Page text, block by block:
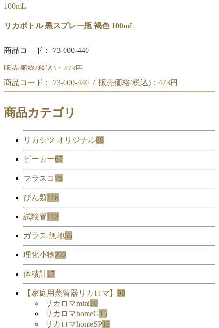
リカボトル 黒スプレー瓶 褐色 100mL
商品コード： 73-000-440
販売価格(税込)： 473円
黒スプレー瓶 褐色 100mL
商品コード： 73-000-440 / 販売価格(税込)： 473円
商品カテゴリ
リカシツ オリジナル89
ビーカー67
フラスコ 75
びん類118
試験管112
ガラス 無地56
理化小物272
体積計17
【家庭用蒸留器リカロマ】 98
リカロマmini10
リカロマhomeG15
リカロマhomeSP19